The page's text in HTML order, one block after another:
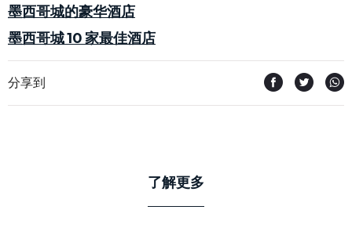
墨西哥城的豪华酒店
墨西哥城 10 家最佳酒店
分享到
了解更多